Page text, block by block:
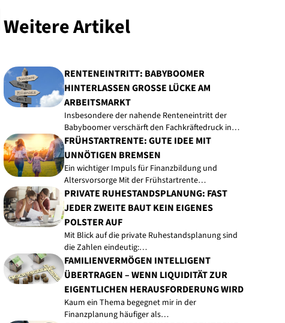
Weitere Artikel
RENTENEINTRITT: BABYBOOMER
HINTERLASSEN GROSSE LÜCKE AM A
RBEITSMARKT
Insbesondere der nahende Renteneintritt der
Babyboomer verschärft den Fachkräftedruck in…
FRÜHSTARTRENTE: GUTE IDEE MIT
UNNÖTIGEN BREMSEN
Ein wichtiger Impuls für Finanzbildung und
Altersvorsorge Mit der Frühstartrente…
PRIVATE RUHESTANDSPLANUNG: FAST
JEDER ZWEITE BAUT KEIN EIGENES
POLSTER AUF
Mit Blick auf die private Ruhestandsplanung sind
die Zahlen eindeutig:…
FAMILIENVERMÖGEN INTELLIGENT
ÜBERTRAGEN – WENN LIQUIDITÄT ZUR
EIGENTLICHEN HERAUSFORDERUNG WIRD
Kaum ein Thema begegnet mir in der
Finanzplanung häufiger als…